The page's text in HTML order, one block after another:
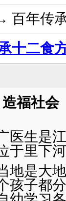
百年传
十二食
福社会
医生是
于里下
地是大
孩子都